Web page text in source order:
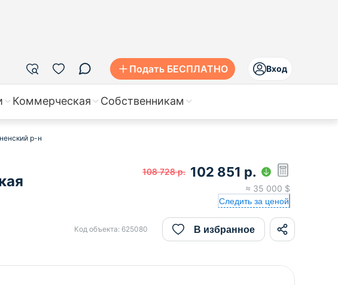
Подать БЕСПЛАТНО Вход
Коммерческая Собственникам
р-н
108 728 р. 102 851 р.
≈ 35 000 $
Следить за ценой
Код объекта: 625080 В избранное